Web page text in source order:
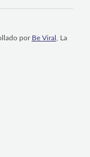
por Be Viral , La